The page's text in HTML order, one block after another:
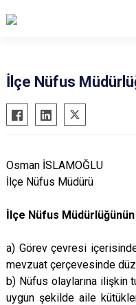
Bozdoğan
Buharkent
Didim
İncirliova
Karpuzlu
Koçarlı
İlçe Nüfus
Osman İSLAMOĞLU
İlçe Nüfus Müdürü
İlçe Nüfus
a) Görev çevresi
mevzuat çerçevesinde
b) Nüfus olaylarına ilişkin
uygun şekilde aile